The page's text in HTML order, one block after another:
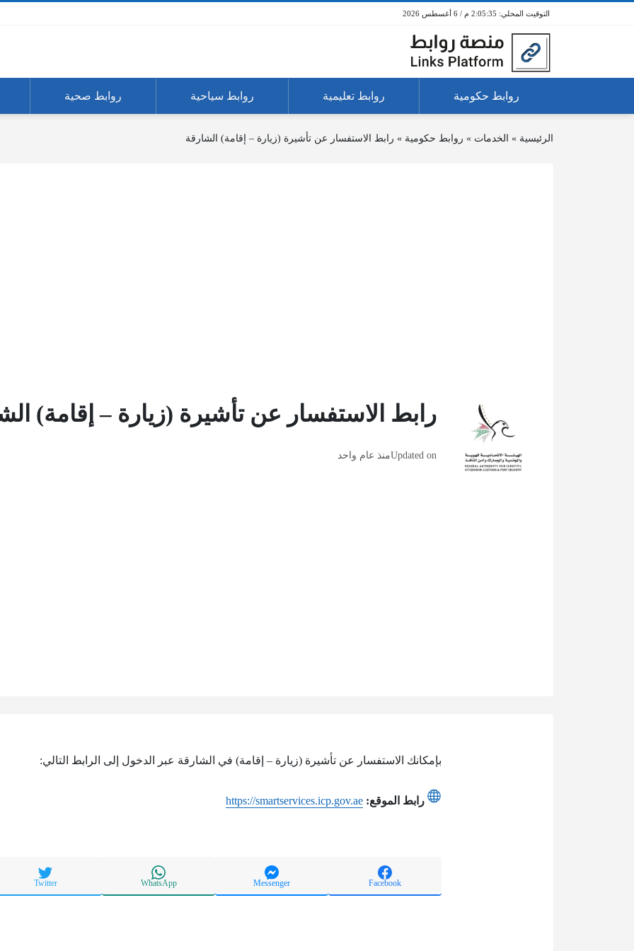
2:05:35 م / 6 أغسطس 2026
روابط حكومية روابط تعليمية روابط سياحية روابط صحية
الرئيسية » الخدمات » روابط حكومية » رابط الاستفسار عن تأشيرة (زيارة – إقامة) الشارقة
رابط الاستفسار عن تأشيرة (زيارة – إقامة)
Updated onمنذ عام واحد
بإمكانك الاستفسار عن تأشيرة (زيارة – إقامة) في الشارقة عبر الدخول إلى الرابط التالي:
رابط الموقع: https://smartservices.icp.gov.ae
Facebook
Messenger
WhatsApp
Twitter